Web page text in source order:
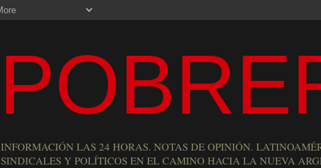
INFORMACIÓN LAS 24 HORAS. NOTAS DE OPINIÓN.
SINDICALES Y POLÍTICOS EN EL CAMINO HACIA LA NUEVA